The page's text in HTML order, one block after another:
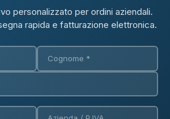
personalizzato per ordini aziendali.
rapida e fatturazione elettronica.